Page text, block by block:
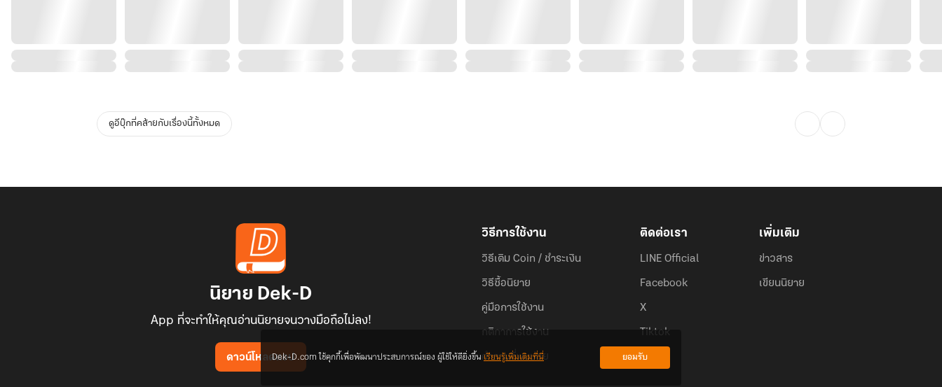
ดูอีบุ๊กที่คล้ายกับเรื่องนี้ทั้งหมด
นิยาย Dek-D
App ที่จะทำให้คุณอ่านนิยายจนวางมือถือไม่ลง!
ดาวน์โหลดแอป
วิธีการใช้งาน
วิธีเติม Coin / ชำระเงิน
วิธีซื้อนิยาย
คู่มือการใช้งาน
กติกาการใช้งาน
คำถามที่พบบ่อย
ติดต่อเรา
LINE Official
Facebook
X
Tiktok
เพิ่มเติม
ข่าวสาร
เขียนนิยาย
Dek-D.com ใช้คุกกี้เพื่อพัฒนาประสบการณ์ของ ผู้ใช้ให้ดียิ่งขึ้นเรียนรู้เพิ่มเติมที่นี่ ยอมรับ